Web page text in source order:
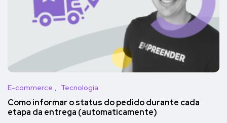
E-commerce Tecnologia
Como informar o status do pedido durante cada
etapa da entrega (automaticamente)